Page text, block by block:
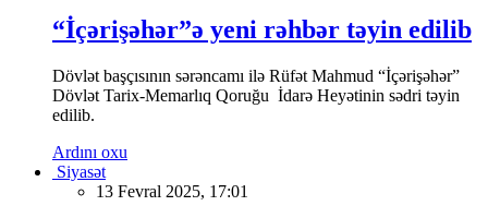
“İçərişəhər”ə yeni rəhbər təyin edilib
Dövlət başçısının sərəncamı ilə Rüfət Mahmud “İçərişəhər”
Dövlət Tarix-Memarlıq Qoruğu İdarə Heyətinin sədri təyin
edilib.
Ardını oxu
Siyasət
13 Fevral 2025, 17:01